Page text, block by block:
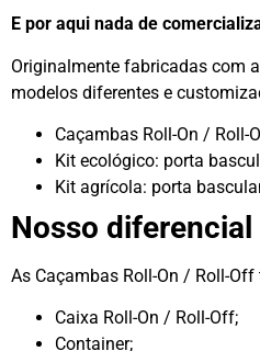
E por aqui nada de
Originalmente fabricadas com
modelos diferentes e
Caçambas Roll-On / Roll-
Kit ecológico: porta
Kit agrícola: porta
Nosso diferencial
As Caçambas Roll-On / Roll-
Caixa Roll-On / Roll-Off;
Container;